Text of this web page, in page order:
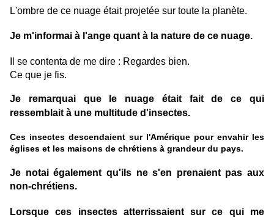
L'ombre de ce nuage était projetée sur toute la planète.
Je m'informai à l'ange quant à la nature de ce nuage.
Il se contenta de me dire : Regardes bien.
Ce que je fis.
Je remarquai que le nuage était fait de ce qui
ressemblait à une multitude d'insectes.
Ces insectes descendaient sur l'Amérique pour envahir les
églises et les maisons de chrétiens à grandeur du pays.
Je notai également qu'ils ne s'en prenaient pas aux
non-chrétiens.
Lorsque ces insectes atterrissaient sur ce qui me